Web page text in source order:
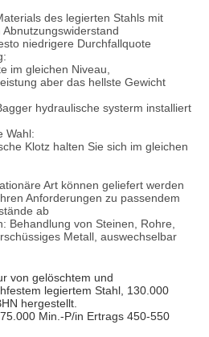
des legierten Stahls mit
niedrigere Durchfallquote
im gleichen Niveau,
aber das hellste Gewicht
hydraulische systerm installiert
Wahl:
Klotz halten Sie sich im gleichen
Art können geliefert werden
Anforderungen zu passendem
ab
Behandlung von Steinen, Rohre,
Metall, auswechselbar
von gelöschtem und
legiertem Stahl, 130.000
hergestellt.
Min.-P/in Ertrags 450-550